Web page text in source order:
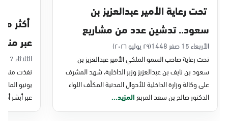
التوجه للموقع
الدمام, الدمام - بنده - حي الشاطئ
الأحد - الخميس (08:00-14:30)
التوجه للموقع
الدمام, الدمام - بنده ضاحية الملك فهد
تحت رعاية الأمير عبدالعزيز بن
سعود.. تدشين عدد من مشاريع
التحول الرقمي والخدمات الإلكترونية
للأحوال المدنية
الأربعاء 15 صفر 1448
(٢٩ يوليو ٢٠٢٦)
تحت رعاية صاحب السمو الملكي الأمير عبدالعزيز بن
سعود بن نايف بن عبدالعزيز وزير الداخلية، شهد المشرف
على وكالة وزارة الداخلية للأحوال المدنية المكلّف اللواء
الدكتور صالح بن سعد المربعالمزيد...
عبر
الثلاثاء 7 صفر 1448
نفذت منصة
عبر أبشر